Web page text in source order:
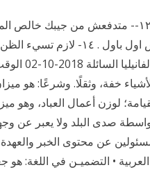
لازم تربط دايما العمال بفلوس
العكس ما هو
لوزن أعمال العباد، وهو
صدى البلد ولا يعبر عن
عن محتوى الخبر